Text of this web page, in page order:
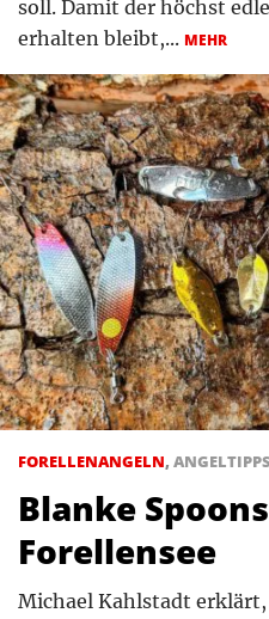
soll. Damit der höchst
erhalten bleibt,... MEHR
FORELLENANGELN, ANGELTIPPS
Blanke
Forellensee
Michael Kahlstadt